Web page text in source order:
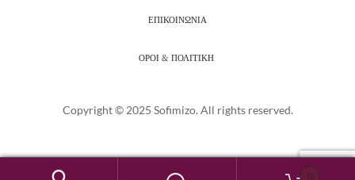
ΕΠΙΚΟΙΝΩΝΙΑ
ΟΡΟΙ & ΠΟΛΙΤΙΚΗ
Copyright © 2025 Sofimizo. All rights reserved.
0